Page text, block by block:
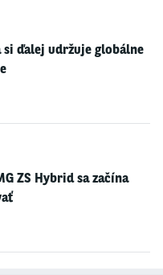
riadenia má ostrejší
o 10 %. Pozornosť
si ďalej udržuje globálne
ZS Hybrid sa začína